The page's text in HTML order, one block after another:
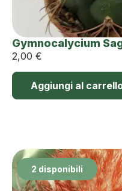
Gymnocalycium
2,00 €
Aggiungi al
2 disponibili